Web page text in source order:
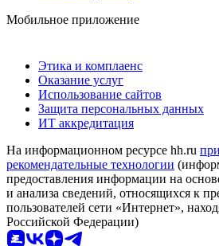
Мобильное приложение
Этика и комплаенс
Оказание услуг
Использование сайтов
Защита персональных данных
ИТ аккредитация
На информационном ресурсе hh.ru
рекомендательные технологии
предоставления информации на
и анализа сведений, относящихся к
пользователей сети «Интернет»,
Российской Федерации)